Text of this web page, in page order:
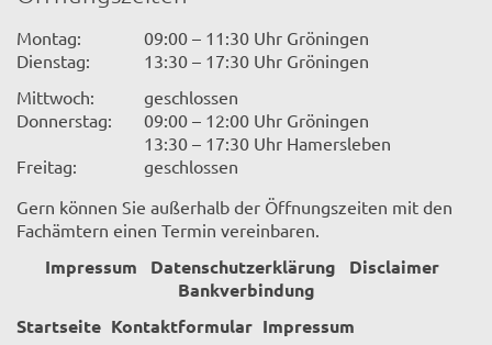
Montag:
09:00 – 11:30 Uhr Gröningen
Dienstag:
13:30 – 17:30 Uhr Gröningen
Mittwoch:
geschlossen
Donnerstag:
09:00 – 12:00 Uhr Gröningen
13:30 – 17:30 Uhr Hamersleben
Freitag:
geschlossen
Gern können Sie außerhalb der Öffnungszeiten mit den
Fachämtern einen Termin vereinbaren.
Impressum Datenschutzerklärung
Disclaimer
Bankverbindung
Startseite Kontaktformular Impressum